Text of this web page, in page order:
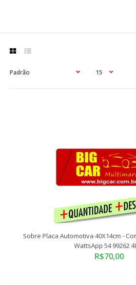
WattsApp 54 99262
R$70,00
Sobre Placa Automotiva 40X14cm -
WattsApp 54 99262
R$70,00